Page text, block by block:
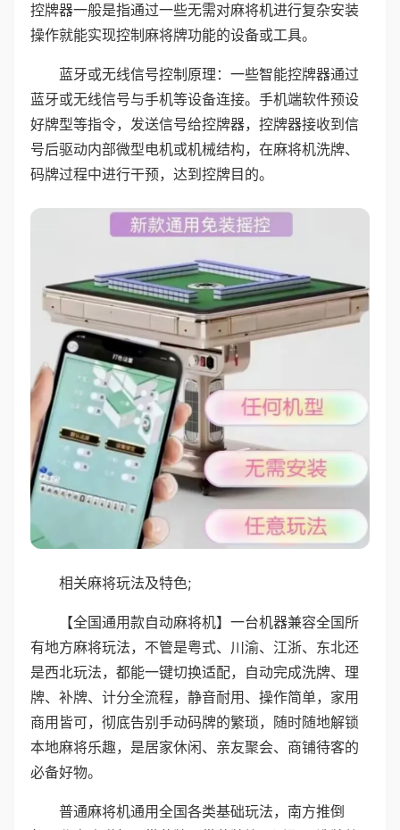
控牌器一般是指通过一些无需对麻将机进行复杂安装
操作就能实现控制麻将牌功能的设备或工具。
蓝牙或无线信号控制原理：一些智能控牌器通过
蓝牙或无线信号与手机等设备连接。手机端软件预设
好牌型等指令，发送信号给控牌器，控牌器接收到信
号后驱动内部微型电机或机械结构，在麻将机洗牌、
码牌过程中进行干预，达到控牌目的。
相关麻将玩法及特色;
【全国通用款自动麻将机】一台机器兼容全国所
有地方麻将玩法，不管是粤式、川渝、江浙、东北还
是西北玩法，都能一键切换适配，自动完成洗牌、理
牌、补牌、计分全流程，静音耐用、操作简单，家用
商用皆可，彻底告别手动码牌的繁琐，随时随地解锁
本地麻将乐趣，是居家休闲、亲友聚会、商铺待客的
必备好物。
普通麻将机通用全国各类基础玩法，南方推倒